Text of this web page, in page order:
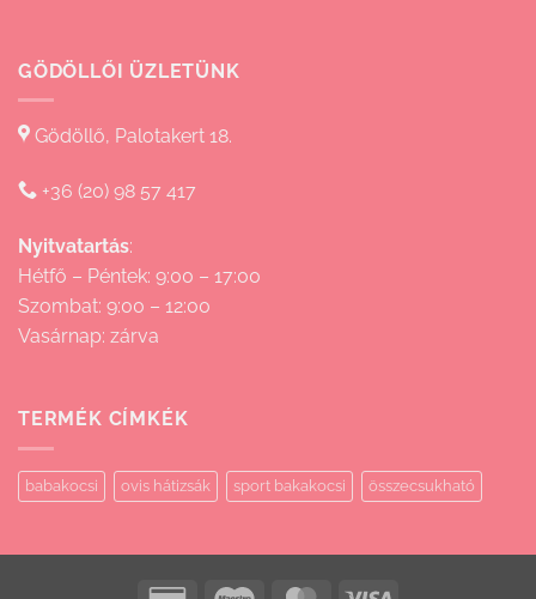
GÖDÖLLŐI ÜZLETÜNK
Gödöllő, Palotakert 18.
+36 (20) 98 57 417
Nyitvatartás:
Hétfő – Péntek: 9:00 – 17:00
Szombat: 9:00 – 12:00
Vasárnap: zárva
TERMÉK CÍMKÉK
babakocsi ovis hátizsák sport bakakocsi összecsukható